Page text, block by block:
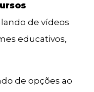
de vídeos
educativos,
de opções ao